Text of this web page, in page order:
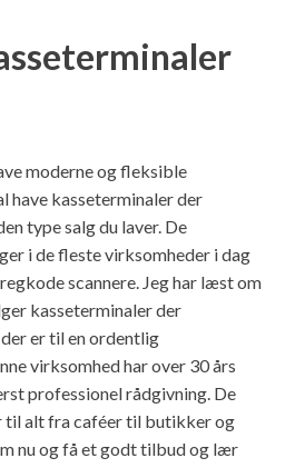
moderne og fleksible
have kasseterminaler der
type salg du laver. De
i de fleste virksomheder i dag
scannere. Jeg har læst om
kasseterminaler der
er til en ordentlig
virksomhed har over 30 års
professionel rådgivning. De
til alt fra caféer til butikker og
nu og få et godt tilbud og lær